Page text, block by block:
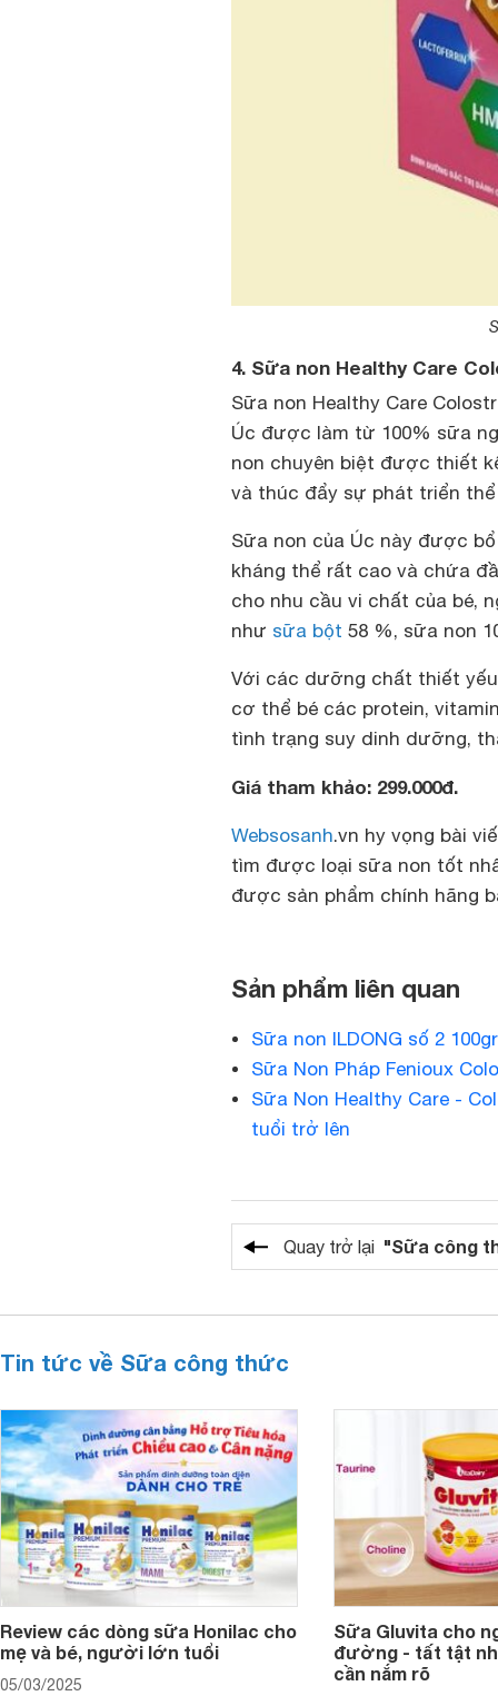
4. Sữa non Healthy Care
Sữa non Healthy Care
Úc được làm từ 100% sữa
non chuyên biệt được thiết
và thúc đẩy sự phát triển
Sữa non của Úc này được
kháng thể rất cao và chứa
cho nhu cầu vi chất của bé,
như sữa bột 58 %, sữa non
Với các dưỡng chất thiết
cơ thể bé các protein,
tình trạng suy dinh dưỡng,
Giá tham khảo: 299.000đ.
Websosanh.vn hy vọng bài
tìm được loại sữa non tốt
được sản phẩm chính hãng
Sản phẩm liên quan
Sữa non ILDONG số 2
Sữa Non Pháp Fenioux
Sữa Non Healthy Care -
tuổi trở lên
Quay trở lại "Sữa công
Tin tức về Sữa công thức
Review các dòng sữa Honilac cho
mẹ và bé, người lớn tuổi
05/03/2025
Sữa Gluvita cho
đường - tất tật
cần nắm rõ